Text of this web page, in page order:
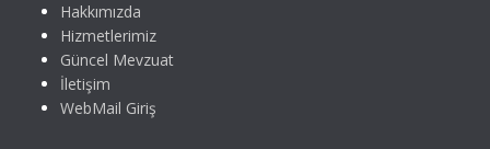
Hakkımızda
Hizmetlerimiz
Güncel Mevzuat
İletişim
WebMail Giriş